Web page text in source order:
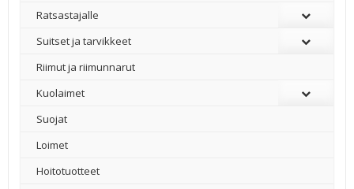
Ratsastajalle
Suitset ja tarvikkeet
Riimut ja riimunnarut
Kuolaimet
Suojat
Loimet
Hoitotuotteet